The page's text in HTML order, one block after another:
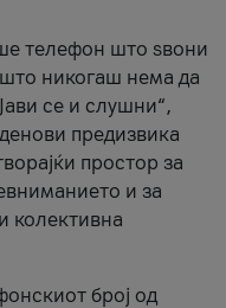
телефон што ѕвони
никогаш нема да
се и слушни“,
предизвика
простор за
и за
колективна
број од